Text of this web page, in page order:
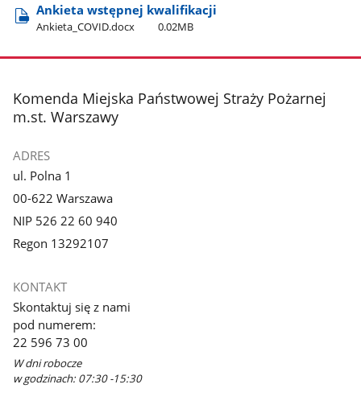
Ankieta wstępnej kwalifikacji
Ankieta​_COVID.docx 0.02MB
stopka
Komenda Miejska Państwowej Straży Pożarnej
m.st. Warszawy
ADRES
ul. Polna 1
00-622 Warszawa
NIP 526 22 60 940
Regon 13292107
KONTAKT
Skontaktuj się z nami
pod numerem:
22 596 73 00
W dni robocze
w godzinach: 07:30 -15:30